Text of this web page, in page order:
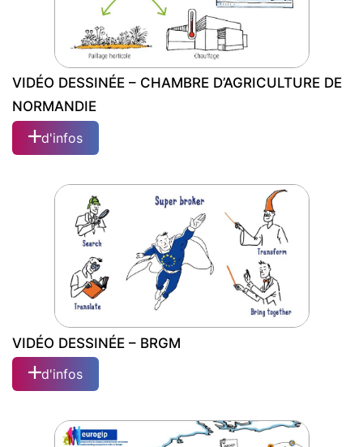
D’AGRICULTURE DE NORMANDIE
VIDÉO DESSINÉE – CHAMBRE D’AGRICULTURE DE
NORMANDIE
d'infos
VIDÉO DESSINÉE – BRGM
d'infos